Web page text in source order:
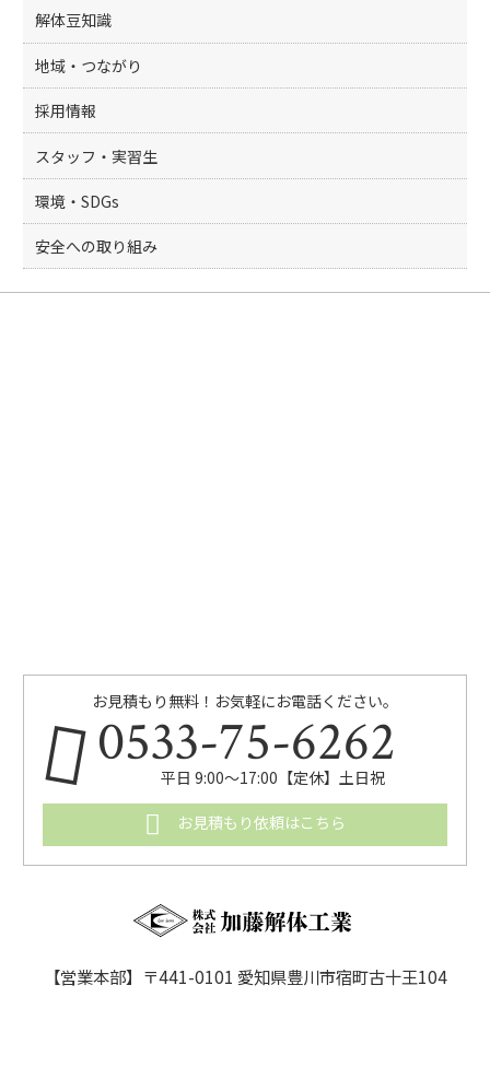
解体豆知識
地域・つながり
採用情報
スタッフ・実習生
環境・SDGs
安全への取り組み
お見積もり無料！お気軽にお電話ください。
0533-75-6262
平日 9:00〜17:00【定休】土日祝
お見積もり依頼はこちら
【営業本部】〒441-0101 愛知県豊川市宿町古十王104